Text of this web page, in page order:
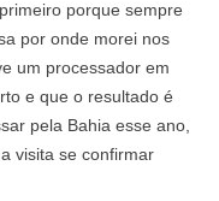
porque sempre
por onde morei nos
um processador em
e que o resultado é
pela Bahia esse ano,
visita se confirmar